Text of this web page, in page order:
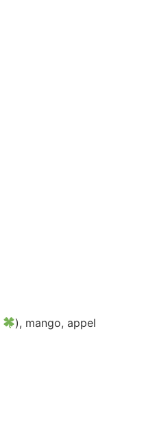
), mango, appel